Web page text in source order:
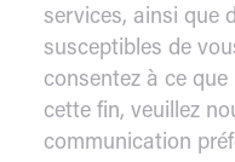
services, ainsi que
susceptibles de
consentez à ce
cette fin, veuillez
communication